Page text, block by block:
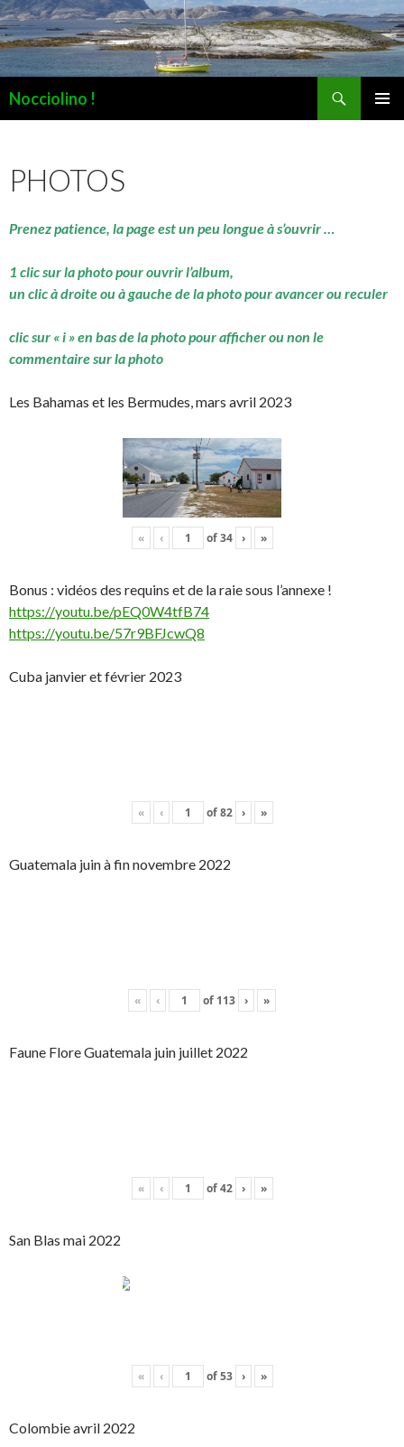
Nocciolino !
PHOTOS
Prenez patience, la page est un peu longue à s’ouvrir …
1 clic sur la photo pour ouvrir l’album,
un clic à droite ou à gauche de la photo pour avancer ou reculer
clic sur « i » en bas de la photo pour afficher ou non le
commentaire sur la photo
Les Bahamas et les Bermudes, mars avril 2023
« ‹ of34 › »
Bonus : vidéos des requins et de la raie sous l’annexe !
https://youtu.be/pEQ0W4tfB74
https://youtu.be/57r9BFJcwQ8
Cuba janvier et février 2023
« ‹ of82 › »
Guatemala juin à fin novembre 2022
« ‹ of 113 › »
Faune Flore Guatemala juin juillet 2022
« ‹ of42 › »
San Blas mai 2022
« ‹ of53 › »
Colombie avril 2022